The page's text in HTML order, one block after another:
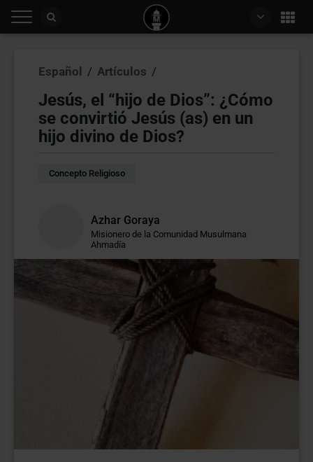
Español / Artículos /
Jesús, el “hijo de Dios”: ¿Cómo
se convirtió Jesús (as) en un
hijo divino de Dios?
Concepto Religioso
Azhar Goraya
Misionero de la Comunidad Musulmana
Ahmadía